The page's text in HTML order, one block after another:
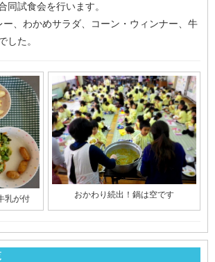
同試食会を行います。
、わかめサラダ、コーン・ウィンナー、牛
した。
乳が付 おかわり続出！鍋は空です